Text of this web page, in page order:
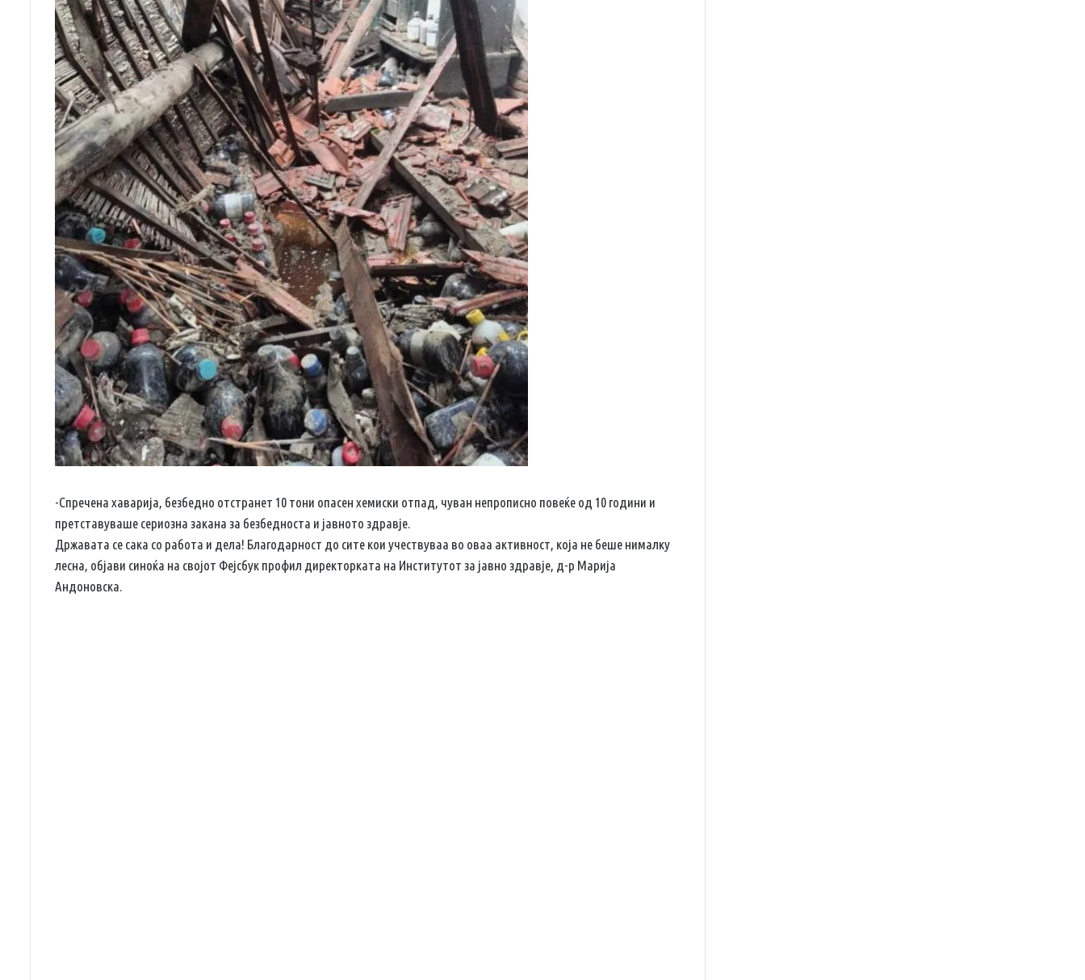
-Спречена хаварија, безбедно отстранет 10 тони опасен хемиски отпад, чуван непрописно повеќе од 10 години и
претставуваше сериозна закана за безбедноста и јавното здравје.
Државата се сака со работа и дела! Благодарност до сите кои учествуваа во оваа активност, која не беше нималку
лесна, објави синоќа на својот Фејсбук профил директорката на Институтот за јавно здравје, д-р Марија
Андоновска.